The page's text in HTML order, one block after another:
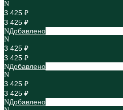
3 425 ₽
3 425 ₽
Добавлено
3 425 ₽
3 425 ₽
Добавлено
3 425 ₽
3 425 ₽
Добавлено